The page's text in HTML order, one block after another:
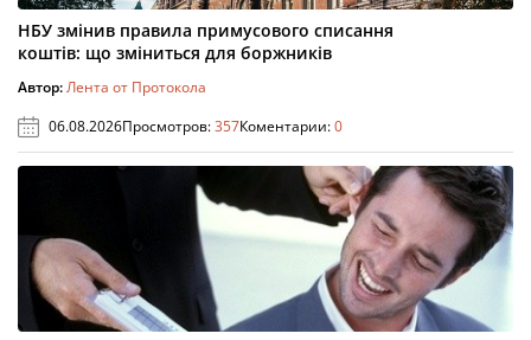
НБУ змінив правила примусового списання
коштів: що зміниться для боржників
Автор:Лента от Протокола
06.08.2026Просмотров:357Коментарии:0